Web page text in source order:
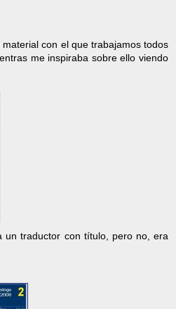
con el que trabajamos todos
me inspiraba sobre ello viendo
traductor con título, pero no, era